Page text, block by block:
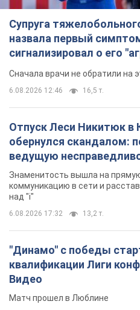
Супруга
назвала первый
сигнализировал о его
Сначала врачи не обратили на
6.08.2026 12:46 16,5 т.
Отпуск Леси Никитюк в
обернулся скандалом:
ведущую
Знаменитость вышла на
коммуникацию в сети и
над "i"
6.08.2026 17:32 13,2 т.
"Динамо" с победы
квалификации Лиги
Видео
Матч прошел в Люблине